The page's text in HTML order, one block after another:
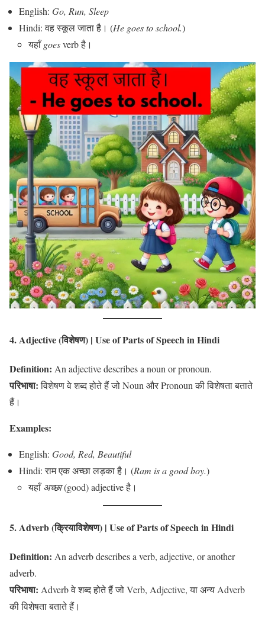
English: Go, Run, Sleep
Hindi: वह स्कूल जाता है। (He goes to school.)
यहाँgoesverb है।
4. Adjective (विशेषण) | Use of Parts of Speech in Hindi
Definition: An adjective describes a noun or pronoun.
परिभाषा:विशेषण वे शब्द होते हैं जो Noun और Pronoun की विशेषता बताते
हैं।
Examples:
English: Good, Red, Beautiful
Hindi: राम एक अच्छा लड़का है। (Ram is a good boy.)
यहाँअच्छा(good) adjective है।
5. Adverb (क्रियाविशेषण) | Use of Parts of Speech in Hindi
Definition: An adverb describes a verb, adjective, or another
adverb.
परिभाषा: Adverb वे शब्द होते हैं जो Verb, Adjective, या अन्य Adverb
की विशेषता बताते हैं।